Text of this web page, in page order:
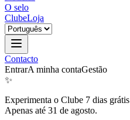
O selo
ClubeLoja
Contacto
EntrarA minha contaGestão
✨
Experimenta o Clube 7 dias grátis
Apenas até 31 de agosto.